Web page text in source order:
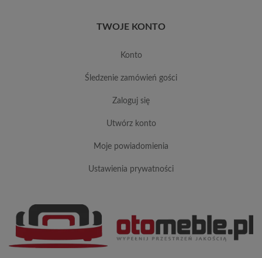
TWOJE KONTO
konto
śledzenie zamówień gości
zaloguj się
utwórz konto
moje powiadomienia
ustawienia prywatności